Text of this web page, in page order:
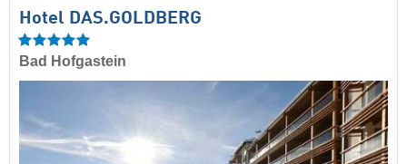
Hotel DAS.GOLDBERG
Bad Hofgastein